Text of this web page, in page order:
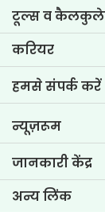
टूल्स व
ईएमआई
टू-व्हीलर
कार वैल्यूएशन
करियर
टीवीएस क्रेडिट
वर्तमान रिक्तियां
हमसे संपर्क करें
न्यूज़रूम
जानकारी केंद्र
ब्लॉग्स
अन्य लिंक